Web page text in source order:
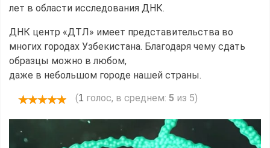
лет в области исследования ДНК.
ДНК центр «ДТЛ» имеет представительства во
многих городах Узбекистана. Благодаря чему сдать
образцы можно в любом,
даже в небольшом городе нашей страны.
(1 голос, в среднем: 5 из 5)